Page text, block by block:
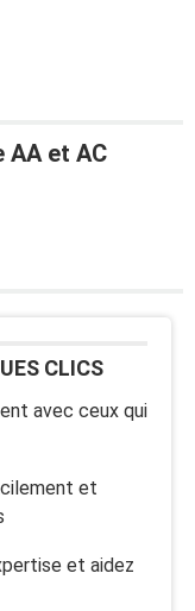
et AC
CLICS
avec ceux qui
et
et aidez